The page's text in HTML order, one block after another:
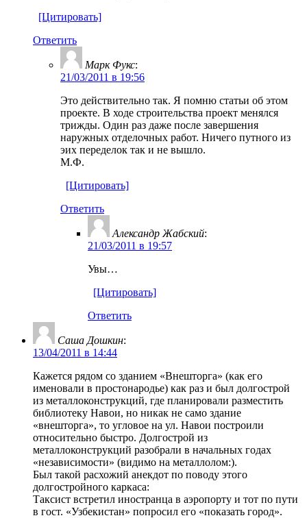
[Цитировать]
Ответить
Марк Фукс:
21/03/2011 в 19:56
Это действительно так. Я помню статьи об этом
проекте. В ходе строительства проект менялся
трижды. Один раз даже после завершения
наружных отделочных работ. Ничего путного из
эих переделок так и не вышло.
М.Ф.
[Цитировать]
Ответить
Александр Жабский:
21/03/2011 в 19:57
Увы…
[Цитировать]
Ответить
Саша Дошкин:
13/04/2011 в 14:44
Кажется рядом со зданием «Внешторга» (как его
именовали в простонародье) как раз и был долгострой
из металлоконструкций, где планировали разместить
библиотеку Навои, но никак не само здание
«внешторга», то угловое на ул. Навои построили
относительно быстро. Долгострой из
металлоконструкций разобрали в начальных годах
«независимости» (видимо на металлолом:).
Был такой расхожий анекдот по поводу этого
долгостройного каркаса:
Таксист встретил иностранца в аэропорту и тот по пути
в гост. «Узбекистан» попросил его «показать город».